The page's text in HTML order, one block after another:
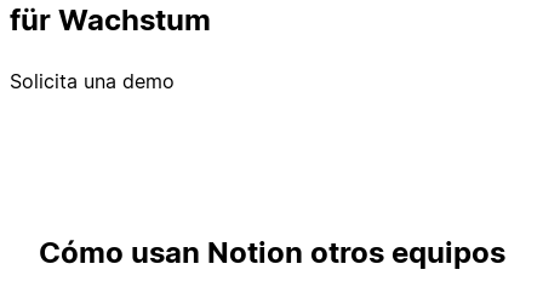
für Wachstum
Solicita una demo
Cómo usan Notion otros equipos